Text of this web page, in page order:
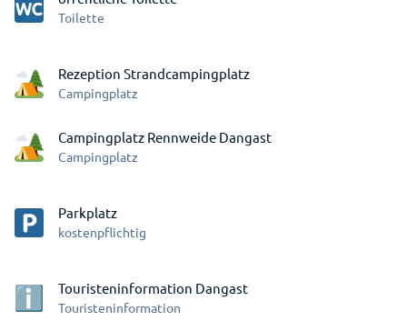
Toilette
Rezeption Strandcampingplatz
Campingplatz
Campingplatz Rennweide Dangast
Campingplatz
Parkplatz
kostenpflichtig
Touristeninformation Dangast
Touristeninformation